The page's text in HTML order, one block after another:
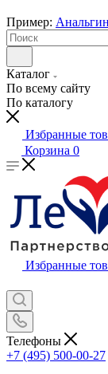
Пример: Анальгин
Каталог
По всему сайту
По каталогу
Избранные
Корзина 0
Избранные
Телефоны
+7 (495) 500-00-27